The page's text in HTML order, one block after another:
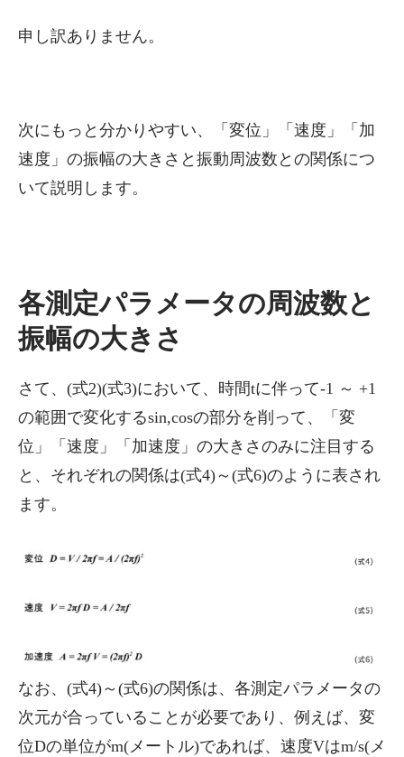
申し訳ありません。
次にもっと分かりやすい、「変位」「速度」「加
速度」の振幅の大きさと振動周波数との関係につ
いて説明します。
各測定パラメータの周波数と
振幅の大きさ
さて、(式2)(式3)において、時間tに伴って-1 ～ +1
の範囲で変化するsin,cosの部分を削って、「変
位」「速度」「加速度」の大きさのみに注目する
と、それぞれの関係は(式4)～(式6)のように表され
ます。
なお、(式4)～(式6)の関係は、各測定パラメータの
次元が合っていることが必要であり、例えば、変
位Dの単位がm(メートル)であれば、速度Vはm/s(メ